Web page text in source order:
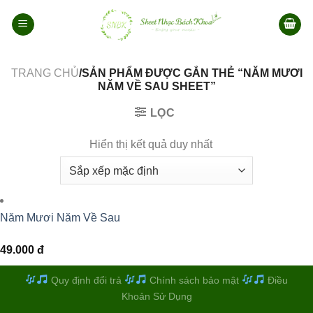
qua
TRANG CHỦ/SẢN PHẨM ĐƯỢC GẮN THẺ “NĂM MƯƠI
NĂM VỀ SAU SHEET”
LỌC
Hiển thị kết quả duy nhất
Năm Mươi Năm Về Sau
49.000 đ
Quy định đổi trả Chính sách bảo mật
Điều
Khoản Sử Dụng